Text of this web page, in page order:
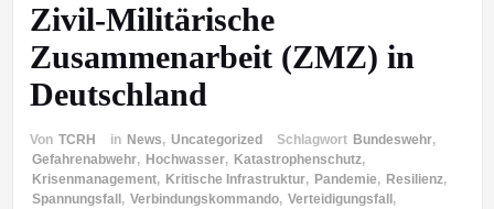
Zivil-Militärische
Zusammenarbeit (ZMZ) in
Deutschland
Von TCRH in News, Uncategorized Schlagwort Bundeswehr,
Gefahrenabwehr, Hochwasser, Katastrophenschutz,
Krisenmanagement, Kritische Infrastruktur, Pandemie, Resilienz,
Spannungsfall , Verbindungskommando, Verteidigungsfall ,